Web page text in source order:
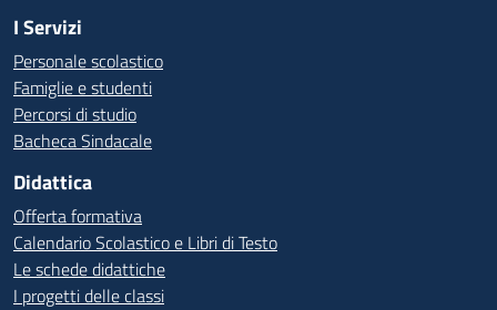
I Servizi
Personale scolastico
Famiglie e studenti
Percorsi di studio
Bacheca Sindacale
Didattica
Offerta formativa
Calendario Scolastico e Libri di Testo
Le schede didattiche
I progetti delle classi